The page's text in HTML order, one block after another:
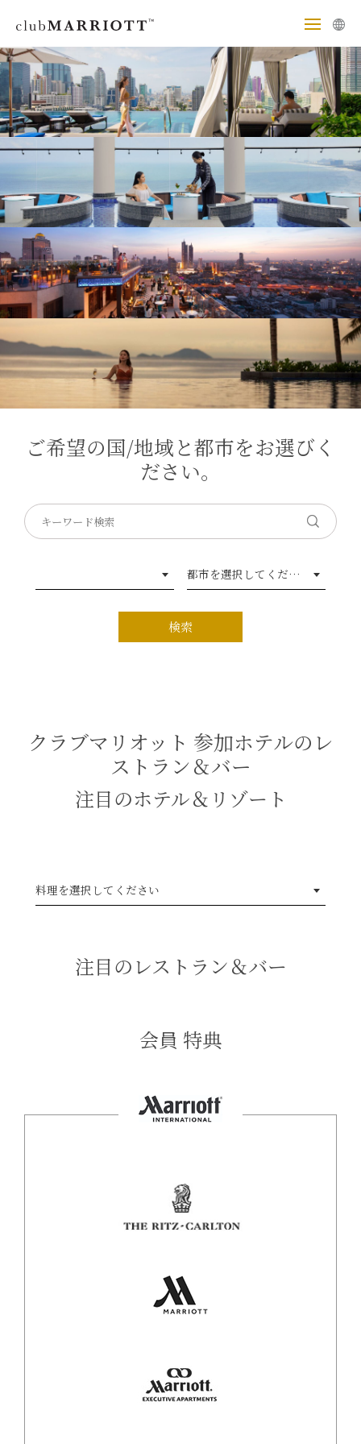
ご希望の国/地域と都市をお選びく
ださい。
都市を選択してください
クラブマリオット 参加ホテルのレ
ストラン＆バー
注目のホテル＆リゾート
料理を選択してください
注目のレストラン＆バー
会員 特典